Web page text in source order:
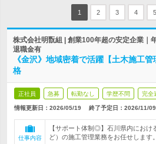
1 2 3 4 5
株式会社明翫組 | 創業100年超の安定企業｜
退職金有
《金沢》地域密着で活躍【土木施工
格
正社員 急募 転勤なし 学歴不問 完全
情報更新日：2026/05/19 終了予定日： 2026/11/09
仕事内容
【サポート体制◎】石川県内におけ
ど）の施工管理業務をお任せします